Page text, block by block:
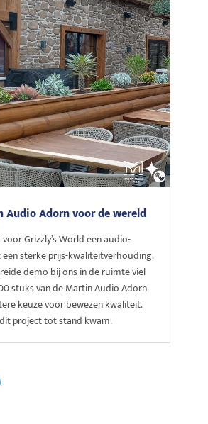
Audio Adorn voor de wereld
Grizzly’s World een audio-
sterke prijs-kwaliteitverhouding.
demo bij ons in de ruimte viel
stuks van de Martin Audio Adorn
keuze voor bewezen kwaliteit.
project tot stand kwam.